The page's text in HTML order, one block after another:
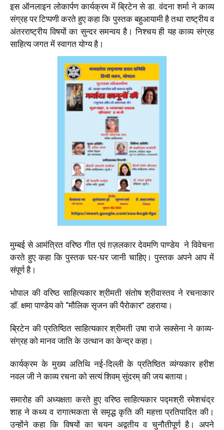
इस ऑनलाइन लोकार्पण कार्यक्रम में ब्रिटेन से डा. वंदना शर्मा ने काव्य
संग्रह पर टिप्पणी करते हुए कहा कि पुस्तक बहुआयामी है तथा राष्ट्रीय व
अंतरराष्ट्रीय विषयों का सुन्दर समन्वय है। निश्चय ही यह काव्य संग्रह
साहित्य जगत में स्वागत योग्य है।
मुम्बई से आमंत्रित वरिष्ठ गीत एवं ग़ज़लकार देवमणि पाण्डेय ने विवेचना
करते हुए कहा कि पुस्तक घर-घर जानी चाहिए। पुस्तक अपने आप में
संपूर्ण है।
भोपाल की वरिष्ठ साहित्यकार श्रीमती संतोष श्रीवास्तव ने रचनाकार
डॉ. क्षमा पाण्डेय को “मौलिक सृजन की पैरोकार” ठहराया।
ब्रिटेन की प्रतिष्ठित साहित्यकार श्रीमती उषा राजे सक्सेना ने काव्य-
संग्रह को मानव जाति के उत्थान का केन्द्र कहा।
कार्यक्रम के मुख्य अतिथि नई-दिल्ली के प्रतिष्ठित व्यंग्यकार हरीश
नवल जी ने काव्य रचना को सत्यं शिवम् सुंदरम् की जय बताया।
समारोह की अध्यक्षता करते हुए वरिष्ठ साहित्यकार पद्मश्री रमेशचंद्र
शाह ने कथ्य व रागात्मकता से समृद्ध कृति की महत्ता प्रतिपादित की।
उन्होंने कहा कि विषयों का चयन अद्वतीय व चुनौतीपूर्ण है। अपने